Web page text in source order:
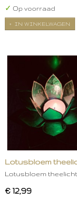
✓ Op voorraad
IN WINKELWAGEN
Lotusbloem
Lotusbloem
€ 12,99